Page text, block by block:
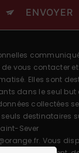
ENVOYER
vous contacter
Elles sont
dans le seul but
collectées
destinataires
Sever
Vous